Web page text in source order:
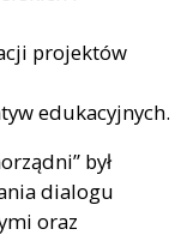
projektów
edukacyjnych.
był
dialogu
oraz